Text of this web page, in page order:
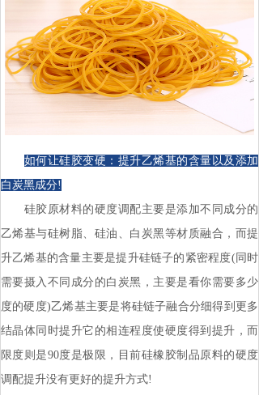
如何让硅胶变硬：提升乙烯基的含量以及添加
白炭黑成分!
硅胶原材料的硬度调配主要是添加不同成分的
乙烯基与硅树脂、硅油、白炭黑等材质融合，而提
升乙烯基的含量主要是提升硅链子的紧密程度(同时
需要摄入不同成分的白炭黑，主要是看你需要多少
度的硬度)乙烯基主要是将硅链子融合分细得到更多
结晶体同时提升它的相连程度使硬度得到提升，而
限度则是90度是极限，目前硅橡胶制品原料的硬度
调配提升没有更好的提升方式!